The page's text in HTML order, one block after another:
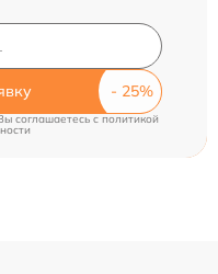
соглашаетесь cполитикой